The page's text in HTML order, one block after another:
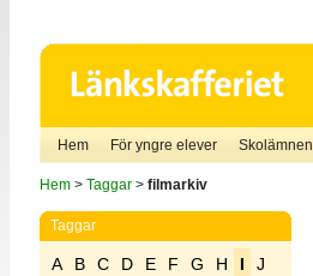
Hem För yngre elever Skolämnen
Hem> Taggar> filmarkiv
Taggar
A B C D E F G H I
J